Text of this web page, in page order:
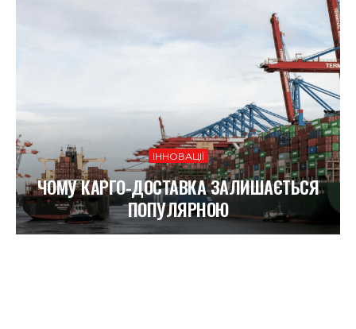
ІННОВАЦІЇ
ЧОМУ КАРГО-ДОСТАВКА ЗАЛИШАЄТЬСЯ
ПОПУЛЯРНОЮ